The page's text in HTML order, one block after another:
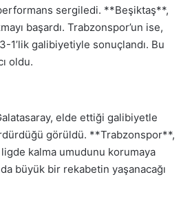
sergiledi. **Beşiktaş**,
başardı. Trabzonspor’un ise,
1’lik galibiyetiyle sonuçlandı. Bu
oldu.
elde ettiği galibiyetle
görüldü. **Trabzonspor**,
ligde kalma umudunu korumaya
büyük bir rekabetin yaşanacağı